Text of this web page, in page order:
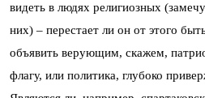
видеть в людях религиозных
них) – перестает ли он от этого
объявить верующим, скажем,
флагу, или политика, глубоко